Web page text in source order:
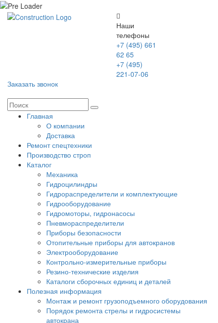
Наши
телефоны
+7 (495) 661
62 65
+7 (495)
221-07-06
Заказать звонок
Главная
О компании
Доставка
Ремонт спецтехники
Производство строп
Каталог
Механика
Гидроцилиндры
Гидрораспределители и комплектующие
Гидрооборудование
Гидромоторы, гидронасосы
Пневмораспределители
Приборы безопасности
Отопительные приборы для автокранов
Электрооборудование
Контрольно-измерительные приборы
Резино-технические изделия
Каталоги сборочных единиц и деталей
Полезная информация
Монтаж и ремонт грузоподъемного оборудования
Порядок ремонта стрелы и гидросистемы
автокрана